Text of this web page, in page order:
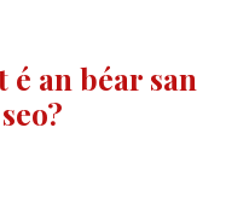
an béar san